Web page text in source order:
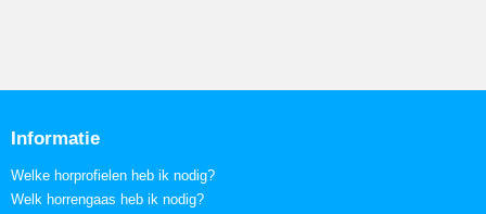
Informatie
Welke horprofielen heb ik nodig?
Welk horrengaas heb ik nodig?